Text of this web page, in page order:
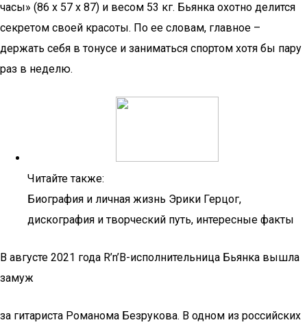
часы» (86 х 57 х 87) и весом 53 кг. Бьянка охотно делится
секретом своей красоты. По ее словам, главное –
держать себя в тонусе и заниматься спортом хотя бы пару
раз в неделю.
Читайте также:
Биография и личная жизнь Эрики Герцог,
дискография и творческий путь, интересные факты
В августе 2021 года R’n’B-исполнительница Бьянка вышла
замуж
за гитариста Романома Безрукова. В одном из российских